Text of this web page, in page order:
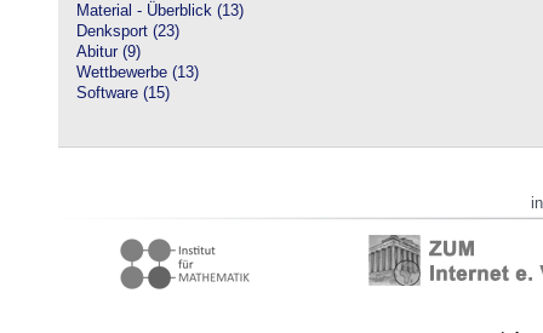
Material - Überblick (13)
Denksport (23)
Abitur (9)
Wettbewerbe (13)
Software (15)